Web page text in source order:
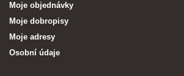
Moje objednávky
Moje dobropisy
Moje adresy
Osobní údaje